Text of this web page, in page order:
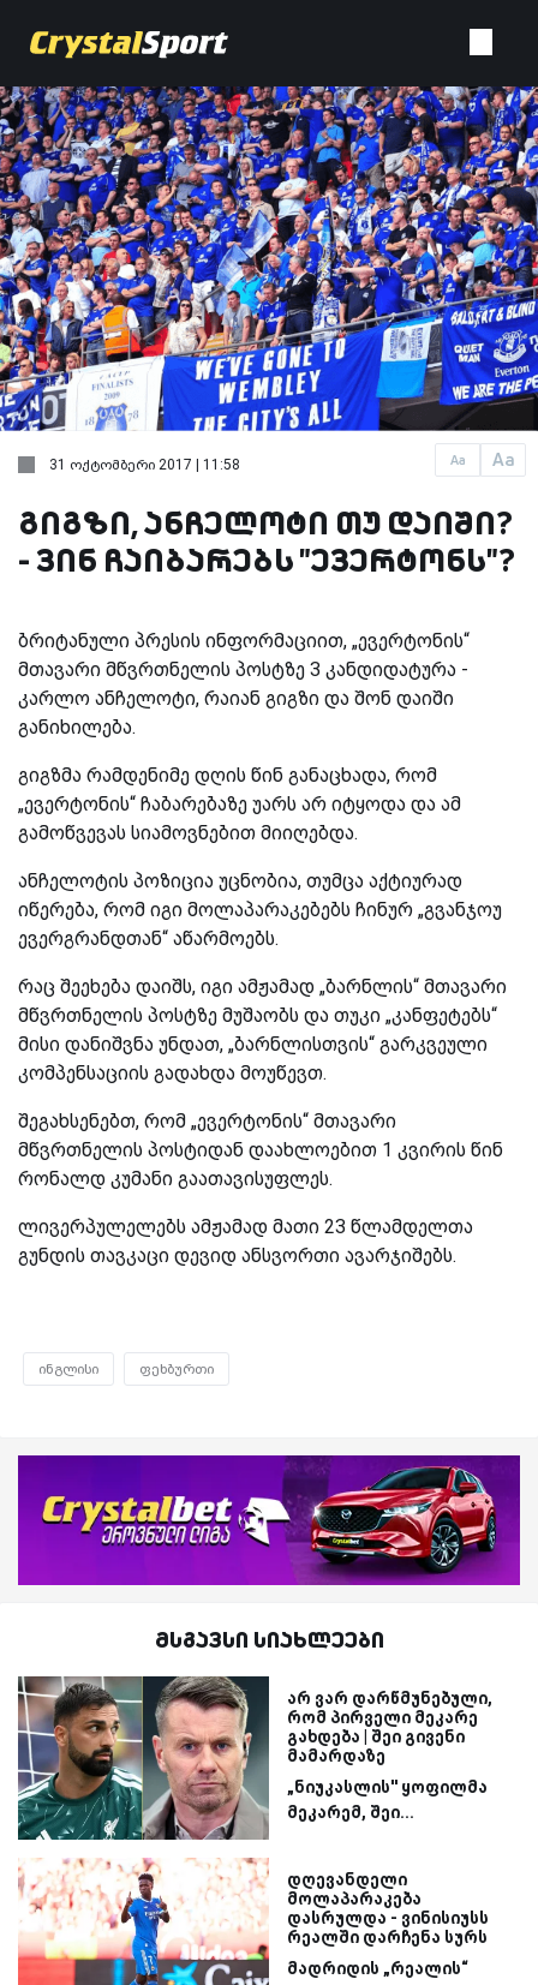
Aa Aa
31 ოქტომბერი 2017 | 11:58
გიგზი, ანჩელოტი თუ დაიში?
- ვინ ჩაიბარებს "ევერტონს"?
ბრიტანული პრესის ინფორმაციით, „ევერტონის“
მთავარი მწვრთნელის პოსტზე 3 კანდიდატურა -
კარლო ანჩელოტი, რაიან გიგზი და შონ დაიში
განიხილება.
გიგზმა რამდენიმე დღის წინ განაცხადა, რომ
„ევერტონის“ ჩაბარებაზე უარს არ იტყოდა და ამ
გამოწვევას სიამოვნებით მიიღებდა.
ანჩელოტის პოზიცია უცნობია, თუმცა აქტიურად
იწერება, რომ იგი მოლაპარაკებებს ჩინურ „გვანჯოუ
ევერგრანდთან“ აწარმოებს.
რაც შეეხება დაიშს, იგი ამჟამად „ბარნლის“ მთავარი
მწვრთნელის პოსტზე მუშაობს და თუკი „კანფეტებს“
მისი დანიშვნა უნდათ, „ბარნლისთვის“ გარკვეული
კომპენსაციის გადახდა მოუწევთ.
შეგახსენებთ, რომ „ევერტონის“ მთავარი
მწვრთნელის პოსტიდან დაახლოებით 1 კვირის წინ
რონალდ კუმანი გაათავისუფლეს.
ლივერპულელებს ამჟამად მათი 23 წლამდელთა
გუნდის თავკაცი დევიდ ანსვორთი ავარჯიშებს.
ინგლისი ფეხბურთი
მსგავსი სიახლეები
არ ვარ დარწმუნებული,
რომ პირველი მეკარე
გახდება | შეი გივენი
მამარდაზე
„ნიუკასლის'' ყოფილმა
მეკარემ, შეი...
დღევანდელი
მოლაპარაკება
დასრულდა - ვინისიუსს
რეალში დარჩენა სურს
მადრიდის „რეალის“